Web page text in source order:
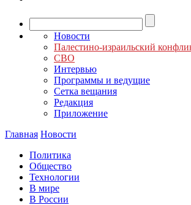
Новости
Палестино-израильский
СВО
Интервью
Программы и ведущие
Сетка вещания
Редакция
Приложение
Главная Новости
Политика
Общество
Технологии
В мире
В России